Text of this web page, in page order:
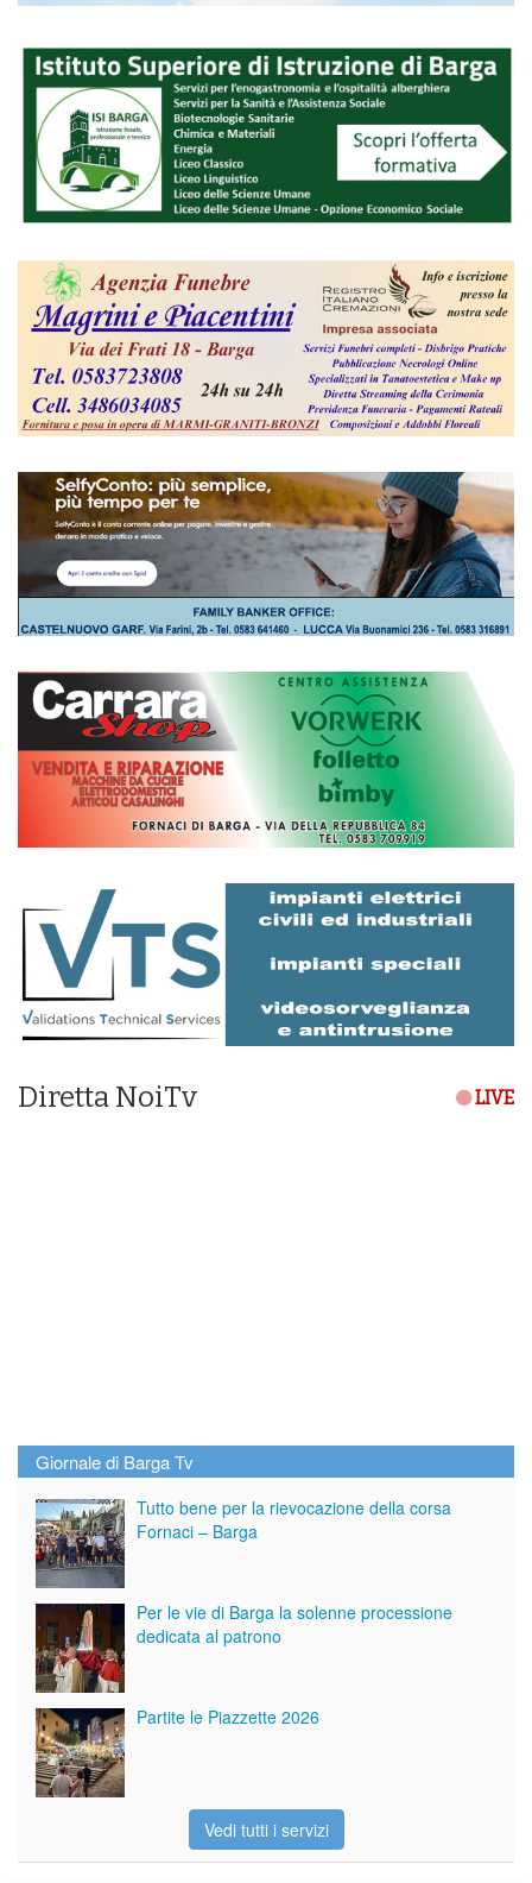
Diretta NoiTv LIVE
Giornale di Barga Tv
Tutto bene per la rievocazione della corsa
Fornaci – Barga
Per le vie di Barga la solenne processione
dedicata al patrono
Partite le Piazzette 2026
Vedi tutti i servizi